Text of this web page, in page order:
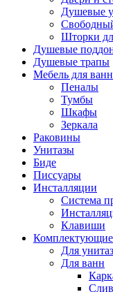
Душевые
Шторки
Душевые
Душевые трапы
Мебель для
Пеналы
Тумбы
Шкафы
Зеркала
Раковины
Унитазы
Биде
Писсуары
Инсталляции
Система
Клавиши
Комплектующие
Для
Для ванн